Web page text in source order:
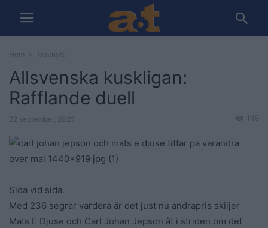
Hem Travnytt
Allsvenska kuskligan:
Rafflande duell
22 september, 2025 149
Sida vid sida.
Med 236 segrar vardera är det just nu andrapris skiljer
Mats E Djuse och Carl Johan Jepson åt i striden om det